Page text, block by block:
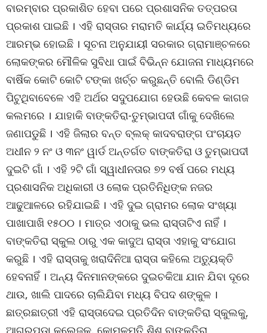
ବାରମ୍ବାର ପ୍ରକାଶିତ ହେବା ପରେ ପ୍ରଶାସନିକ ତତ୍ପରତା
ପ୍ରକାଶ ପାଇଛି । ଏହି ରାସ୍ତାର ମରାମତି କାର୍ଯ୍ୟ ଇତିମଧ୍ୟରେ
ଆରମ୍ଭ ହୋଇଛି । ସୂଚନା ଅନୁଯାୟୀ ସରକାର ଗ୍ରାମାଞ୍ଚଳରେ
ଲୋକଙ୍କର ମୌଳିକ ସୁବିଧା ପାଇଁ ବିଭିନ୍ନ ଯୋଜନା ମାଧ୍ୟମରେ
ବାର୍ଷିକ କୋଟି କୋଟି ଟଙ୍କା ଖର୍ଚ୍ଚ କରୁଛନ୍ତି ବୋଲି ଡିଣ୍ଡିମ
ପିଟୁଥିବାବେଳେ ଏହି ଅର୍ଥର ସଦୁପଯୋଗ ହେଉଛି କେବଳ କାଗଜ
କଲମରେ । ଯାହାକି ବାଙ୍କତିରା-ତୁମ୍ଭାପଦୀ ଗାଁକୁ ଦେଖିଲେ
ଜଣାପଡୁଛି । ଏହି ଜିଲାର ବନ୍ତ ବ୍ଲକ୍ କାଦବରାଙ୍ଗ ପଂଚାୟତ
ଅଧୀନ ୨ ନଂ ଓ ୩ନଂ ୱାର୍ଡ ଅନ୍ତର୍ଗତ ବାଙ୍କତିରା ଓ ତୁମ୍ଭାପଦୀ
ଦୁଇଟି ଗାଁ । ଏହି ୨ଟି ଗାଁ ସ୍ୱାଧୀନତାର ୭୨ ବର୍ଷ ପରେ ମଧ୍ୟ
ପ୍ରଶାସନିକ ଅଧିକାରୀ ଓ ଲୋକ ପ୍ରତିନିଧିଙ୍କ ନଜର
ଆଢୁଆଳରେ ରହିଯାଇଛି । ଏହି ଦୁଇ ଗ୍ରାମର ଲୋକ ସଂଖ୍ୟା
ପାଖାପାଖି ୧୫୦୦ । ମାତ୍ର ଏଠାକୁ ଭଲ ରାସ୍ତାଟିଏ ନାହିଁ ।
ବାଙ୍କତିରା ସ୍କୁଲ ଠାରୁ ଏକ କାଦୁଅ ରାସ୍ତା ଏହାକୁ ସଂଯୋଗ
କରୁଛି । ଏହି ରାସ୍ତାକୁ ଖରାଦିନିଆ ରାସ୍ତା କହିଲେ ଅତ୍ୟୁକ୍ତି
ହେବନାହିଁ । ଅନ୍ୟ ଦିନମାନଙ୍କରେ ଦୁଇଚକିଆ ଯାନ ଯିବା ଦୂରେ
ଥାଉ, ଖାଲି ପାଦରେ ଚାଲିଯିବା ମଧ୍ୟ ବିପଦ ଶଙ୍କୁଳ ।
ଛାତ୍ରଛାତ୍ରୀ ଏହି ରାସ୍ତାଦେଇ ପ୍ରତିଦିନ ବାଙ୍କତିରା ସ୍କୁଲକୁ,
ଆଗରପଡା କଲେଜକୁ, କୋମଳମତି ଶିଶୁ ବାଙ୍କତିରା